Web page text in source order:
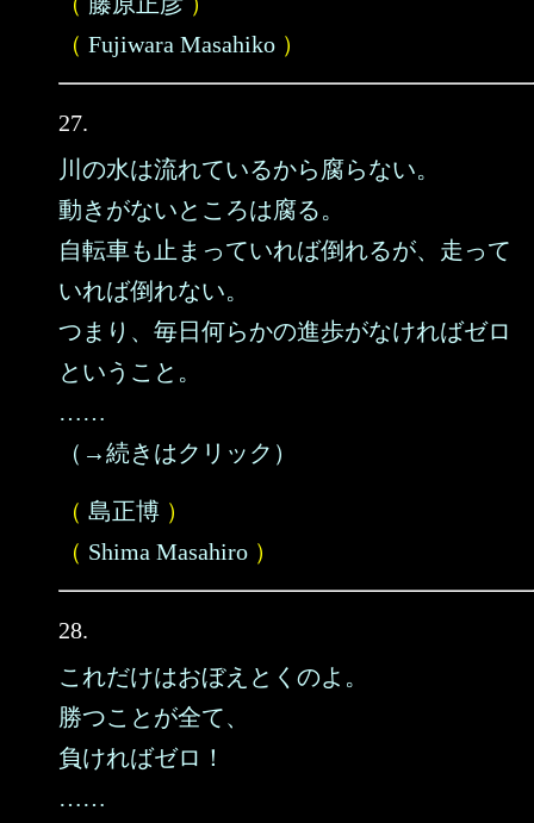
（ Fujiwara Masahiko ）
27.
川の水は流れているから腐らない。
動きがないところは腐る。
自転車も止まっていれば倒れるが、走って
いれば倒れない。
つまり、毎日何らかの進歩がなければゼロ
ということ。
……
（→続きはクリック）
（ 島正博 ）
（ Shima Masahiro ）
28.
これだけはおぼえとくのよ。
勝つことが全て、
負ければゼロ！
……